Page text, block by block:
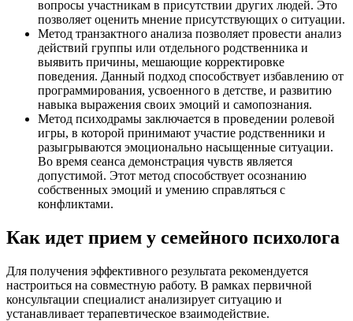
вопросы участникам в присутствии других людей. Это
позволяет оценить мнение присутствующих о ситуации.
Метод транзактного анализа позволяет провести анализ
действий группы или отдельного родственника и
выявить причины, мешающие корректировке
поведения. Данный подход способствует избавлению от
программирования, усвоенного в детстве, и развитию
навыка выражения своих эмоций и самопознания.
Метод психодрамы заключается в проведении ролевой
игры, в которой принимают участие родственники и
разыгрываются эмоционально насыщенные ситуации.
Во время сеанса демонстрация чувств является
допустимой. Этот метод способствует осознанию
собственных эмоций и умению справляться с
конфликтами.
Как идет прием у семейного психолога
Для получения эффективного результата рекомендуется
настроиться на совместную работу. В рамках первичной
консультации специалист анализирует ситуацию и
устанавливает терапевтическое взаимодействие.